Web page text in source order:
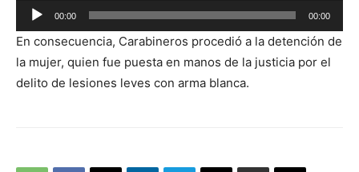
Reproductor
de
audio
00:00 00:00
En consecuencia, Carabineros procedió a la detención de
la mujer, quien fue puesta en manos de la justicia por el
delito de lesiones leves con arma blanca.